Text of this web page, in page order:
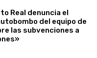
Real denuncia el
del equipo de
las subvenciones a